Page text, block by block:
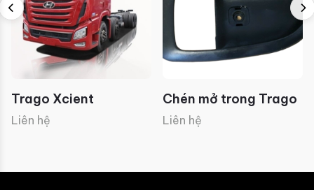
Trago Xcient
Liên hệ
Chén mở trong Trago
Liên hệ